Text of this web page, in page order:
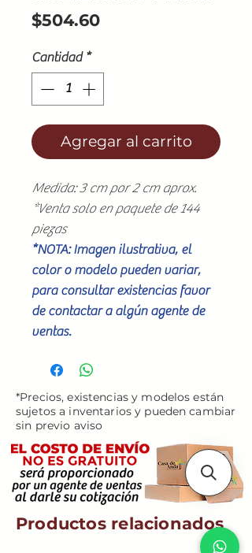
$504.60Precio
Cantidad *
Agregar al carrito
Medida: 3 cm por 2 cm aprox.
*Venta solo en paquete de 144
piezas
*NOTA: Imagen ilustrativa, el
color o modelo pueden variar,
para consultar existencias favor
de contactar a algún agente de
ventas.
*Precios, existencias y modelos están
sujetos a inventarios y pueden cambiar
sin previo aviso
Productos relacionados